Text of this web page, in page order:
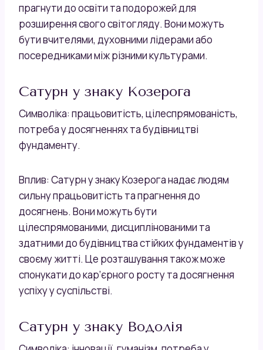
прагнути до освіти та подорожей для
розширення свого світогляду. Вони можуть
бути вчителями, духовними лідерами або
посередниками між різними культурами.
Сатурн у знаку Козерога
Символіка: працьовитість, цілеспрямованість,
потреба у досягненнях та будівництві
фундаменту.
Вплив: Сатурн у знаку Козерога надає людям
сильну працьовитість та прагнення до
досягнень. Вони можуть бути
цілеспрямованими, дисциплінованими та
здатними до будівництва стійких фундаментів у
своєму житті. Це розташування також може
спонукати до кар’єрного росту та досягнення
успіху у суспільстві.
Сатурн у знаку Водолія